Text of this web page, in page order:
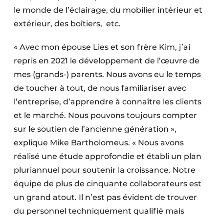
le monde de l’éclairage, du mobilier intérieur et
extérieur, des boîtiers, etc.
« Avec mon épouse Lies et son frère Kim, j’ai
repris en 2021 le développement de l’œuvre de
mes (grands-) parents. Nous avons eu le temps
de toucher à tout, de nous familiariser avec
l’entreprise, d’apprendre à connaître les clients
et le marché. Nous pouvons toujours compter
sur le soutien de l’ancienne génération »,
explique Mike Bartholomeus. « Nous avons
réalisé une étude approfondie et établi un plan
pluriannuel pour soutenir la croissance. Notre
équipe de plus de cinquante collaborateurs est
un grand atout. Il n’est pas évident de trouver
du personnel techniquement qualifié mais